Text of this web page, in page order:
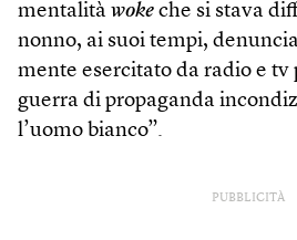
mentalità woke che si stava
nonno, ai suoi tempi,
mente esercitato da radio e tv
guerra di propaganda
l’uomo bianco”.
PUBBLICITÀ